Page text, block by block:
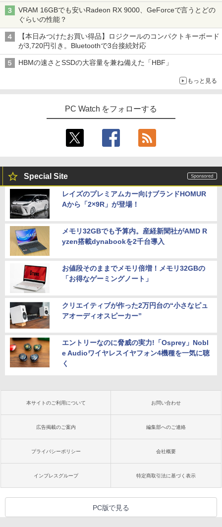
ベルレス 650mlPET×24本
スーパーの裏でヤニ吸うふたり 9巻 (デジタル
￥810
キー搭載内蔵】中古ノートパソコン 東芝
dynabook B55 シリーズ 15.6インチ Co
ows11 DVDドライブ Bluetooth HDMI O
ffice付き 中古パソコン 中古ノートPC 整
備済み
￥14,555
H&B 搭載｜中古 ノートパソコン Windo
ws11 Office付｜スペック Core i5 第7世
キー DVDドライブ搭載 CD DVD 再生可
｜中古パソコン 中古ノートパソコン 中古
5
MS限定クーポンあり! 【Win11正式対
2GB 新品 SSD 256GB 高性能 第8世代 C
ore i5搭載 DVD 中古ノートパソコン Win
dows11 Pro 店長オススメ おまかせ 15.6
￥29,800
超得2,500円OFF&P2倍｜Windows11正
第8世代｜HP 中古デスクトップパソコン
Windows11 office付き｜メモリ8GB SS
D256GB HDD500GB｜ デスクトップ Mi
crosoft office 第8世代以降｜セット購入
可能｜デスクトップ 中古｜中古PC
デスクトップパソコン Windows11 Offic
Core i5-6500 i5 i7-14700F｜ SSD 256G
B～2TB｜メモリ 8～64GB DDR4/5｜ デ
5
eスポーツ入門 Geforce GT1030搭載！
Win11 Office 24型液晶 ゲーミングキー
ボード・マウス[8世代 Corei5 8GB SSD2
￥65,980
ノングレアタイプ 壁掛け対応 省スペース
角度調整 高視野角 178° Adaptive-Sync
￥13,980
モニター 21.5インチ/23.8インチ/27イン
チ フルhd 高画質 100Hz VA ノングレア
ハイビジョン 21インチ 液晶モニター ア
イリスオーヤマ DT-JF *
￥11,980
【2026年最新改良版・高級金属製】【タ
ッチ選択】モバイルモニター 15.6インチ
タッチパネル ワイヤレス接続 電池内蔵
自立スタンド モバイルモニター スタンド
ゲーミングモニター 1080PフルHD 高画
￥14,580
ー＞ [雑誌]
￥1,689
￥2,750
VRAM 16GBでも安いRadeon RX 9000、GeForceで言うとどの
ぐらいの性能？
【本日みつけたお買い得品】ロジクールのコンパクトキーボード
が3,720円引き。Bluetoothで3台接続対応
HBMの速さとSSDの大容量を兼ね備えた「HBF」
もっと見る
PC Watch をフォローする
Special Site
レイズのプレミアムカー向けブランドHOMUR
Aから「2×9R」が登場！
メモリ32GBでも予算内。産経新聞社がAMD R
yzen搭載dynabookを2千台導入
お値段そのままでメモリ倍増！メモリ32GBの
「お得なゲーミングノート」
クリエイティブが作った2万円台の“小さなピュ
アオーディオスピーカー”
エントリーなのに脅威の実力!「Osprey」Nobl
e Audioワイヤレスイヤフォン4機種を一気に聴
く
本サイトのご利用について お問い合わせ
広告掲載のご案内 編集部へのご連絡
プライバシーポリシー 会社概要
インプレスグループ 特定商取引法に基づく表示
PC版で見る